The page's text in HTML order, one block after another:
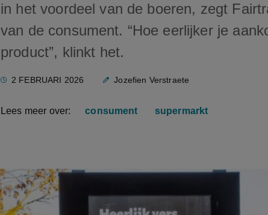
in het voordeel van de boeren, zegt
van de consument. “Hoe eerlijker je
product”, klinkt het.
2 FEBRUARI 2026 Jozefien Verstraete
Lees meer over: consument supermarkt